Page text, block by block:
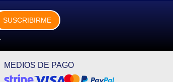
SUSCRIBIRME
MEDIOS DE PAGO